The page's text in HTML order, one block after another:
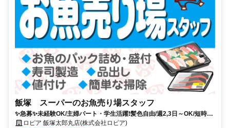
飯塚 スーパーのお魚売り場スタッフ
✨急募✨未経験OK/主婦パート・学生活躍❗︎髪色自由/週2,3日～OK/短時間
OK ロピア 飯塚太郎丸店(株式会社ロピア)